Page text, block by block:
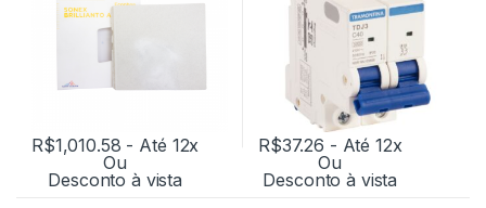
R$1,010.58 - Até 12x
Ou
Desconto à vista
R$37.26 - Até 12x
Ou
Desconto à vista